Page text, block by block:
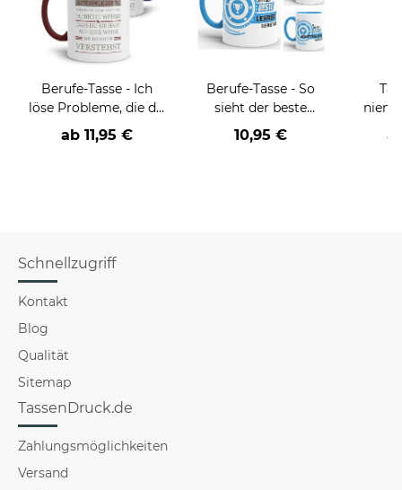
Berufe-Tasse - Ich
löse Probleme, die du
nicht verstehst -
verschiedene Berufe
ab 11,95 €
Berufe-Tasse - So
sieht der beste
BERUF aus -
verschiedene Berufe
10,95 €
Schnellzugriff
Kontakt
Blog
Qualität
Sitemap
TassenDruck.de
Zahlungsmöglichkeiten
Versand